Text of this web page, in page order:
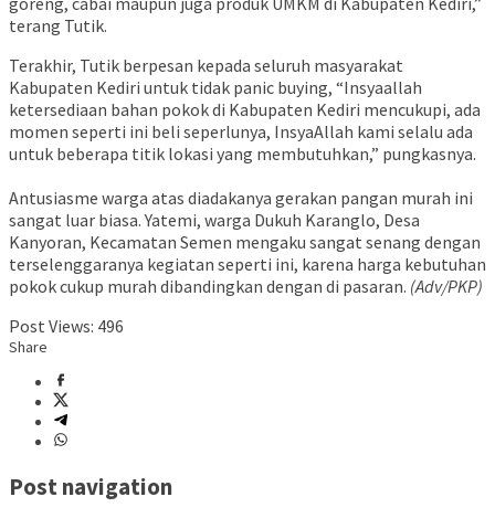
terang Tutik.
Terakhir, Tutik berpesan kepada seluruh masyarakat
Kabupaten Kediri untuk tidak panic buying, “Insyaallah
ketersediaan bahan pokok di Kabupaten Kediri mencukupi, ada
momen seperti ini beli seperlunya, InsyaAllah kami selalu ada
untuk beberapa titik lokasi yang membutuhkan,” pungkasnya.
Antusiasme warga atas diadakanya gerakan pangan murah ini
sangat luar biasa. Yatemi, warga Dukuh Karanglo, Desa
Kanyoran, Kecamatan Semen mengaku sangat senang dengan
terselenggaranya kegiatan seperti ini, karena harga kebutuhan
pokok cukup murah dibandingkan dengan di pasaran. (Adv/PKP)
Post Views: 496
Share
Post navigation